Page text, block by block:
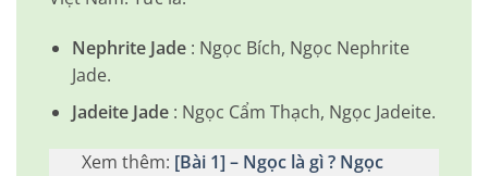
Nephrite Jade : Ngọc Bích, Ngọc Nephrite
Jade.
Jadeite Jade : Ngọc Cẩm Thạch, Ngọc Jadeite.
Xem thêm: [Bài 1] – Ngọc là gì ? Ngọc